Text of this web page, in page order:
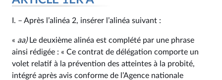
I. – Après l’alinéa 2, insérer l’alinéa suivant :
« aa)Le deuxième alinéa est complété par une phrase
ainsi rédigée : « Ce contrat de délégation comporte un
volet relatif à la prévention des atteintes à la probité,
intégré après avis conforme de l’Agence nationale